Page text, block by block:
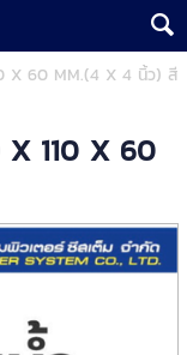
X 60 MM.(4 X 4 นิ้ว) สี
X 110 X 60